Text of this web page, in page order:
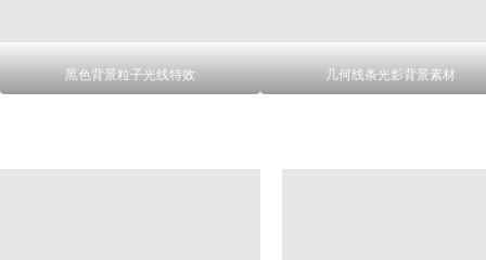
黑色背景粒子光线特效 几何线条光影背景素材